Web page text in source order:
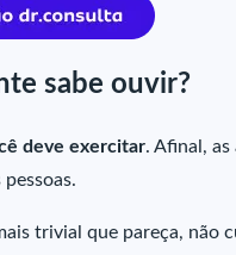
sabe ouvir?
deve exercitar. Afinal,
trivial que pareça, não